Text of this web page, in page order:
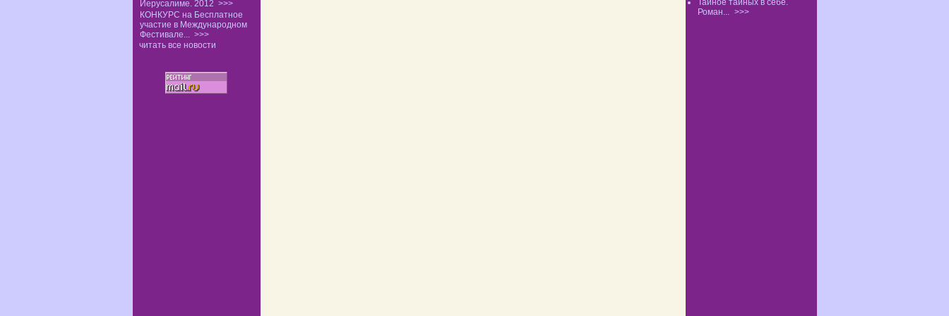
Тайное тайных в себе.
Роман... >>>
Иерусалиме. 2012 >>>
КОНКУРС на Бесплатное
участие в Международном
Фестивале... >>>
читать все новости